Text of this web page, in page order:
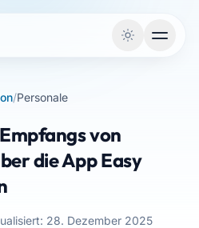
/Personale
von
die App Easy
28. Dezember 2025